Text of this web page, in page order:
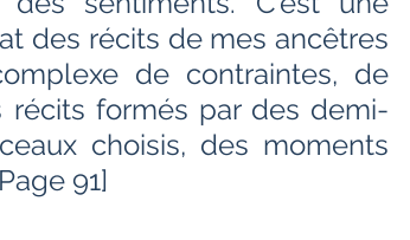
Littérature pakistanaise
des récits de mes ancêtres
de contraintes, de
récits formés par des demi-
choisis, des moments
91]